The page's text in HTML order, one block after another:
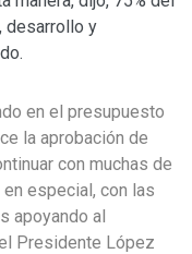
desarrollo y
en el presupuesto
la aprobación de
con muchas de
especial, con las
apoyando al
Presidente López